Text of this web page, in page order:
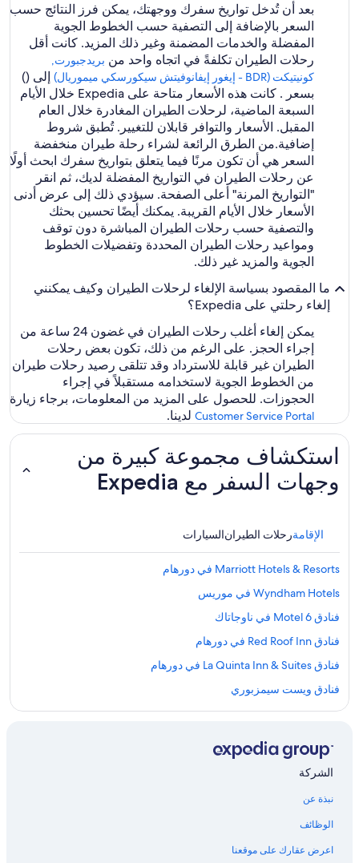
بعد أن تُدخل تواريخ سفرك ووجهتك، يمكن فرز النتائج حسب
السعر بالإضافة إلى التصفية حسب الخطوط الجوية
المفضلة والخدمات المضمنة وغير ذلك المزيد. كانت أقل
رحلات الطيران تكلفةً في اتجاه واحد من بريدجبورت,
كونيتيكت (BDR - إيغور إيفانوفيتش سيكورسكي ميموريال)
إلى ()
بسعر . كانت هذه الأسعار متاحة على Expedia خلال الأيام
السبعة الماضية، لرحلات الطيران المغادرة خلال العام
المقبل. الأسعار والتوافر قابلان للتغيير. تُطبق شروط
إضافية.من الطرق الرائعة لشراء رحلة طيران منخفضة
السعر هي أن تكون مرنًا فيما يتعلق بتواريخ سفرك ابحث أولًا
عن رحلات الطيران في التواريخ المفضلة لديك، ثم انقر
"التواريخ المرنة" أعلى الصفحة. سيؤدي ذلك إلى عرض أدنى
الأسعار خلال الأيام القريبة. يمكنك أيضًا تحسين بحثك
والتصفية حسب رحلات الطيران المباشرة دون توقف
ومواعيد رحلات الطيران المحددة وتفضيلات الخطوط
الجوية والمزيد غير ذلك.
ما المقصود بسياسة الإلغاء لرحلات الطيران وكيف يمكنني
إلغاء رحلتي على Expedia؟
يمكن إلغاء أغلب رحلات الطيران في غضون 24 ساعة من
إجراء الحجز. على الرغم من ذلك، تكون بعض رحلات
الطيران غير قابلة للاسترداد وقد تتلقى رصيد رحلات طيران
من الخطوط الجوية لاستخدامه مستقبلاً في إجراء
الحجوزات. للحصول على المزيد من المعلومات، برجاء زيارة
Customer Service Portal لدينا.
استكشاف مجموعة كبيرة من
وجهات السفر مع Expedia
الإقامةرحلات الطيرانالسيارات
Marriott Hotels & Resorts في دورهام
Wyndham Hotels في موريس
فنادق Motel 6 في ناوجاتاك
فنادق Red Roof Inn في دورهام
فنادق La Quinta Inn & Suites في دورهام
فنادق ويست سيمزبوري
Hilton Hotels في افون
فنادق Best Western في كنت
Hilton Hotels في ويستبروك
فنادق Red Roof Inn في ميدل هادم
Wyndham Hotels في ويتوج
الشركة
نبذة عن
الوظائف
اعرض عقارك على موقعنا